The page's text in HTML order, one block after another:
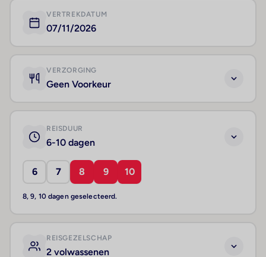
VERTREKDATUM
07/11/2026
VERZORGING
Geen Voorkeur
REISDUUR
6-10 dagen
6 7 8 9 10
8, 9, 10 dagen geselecteerd.
REISGEZELSCHAP
2 volwassenen